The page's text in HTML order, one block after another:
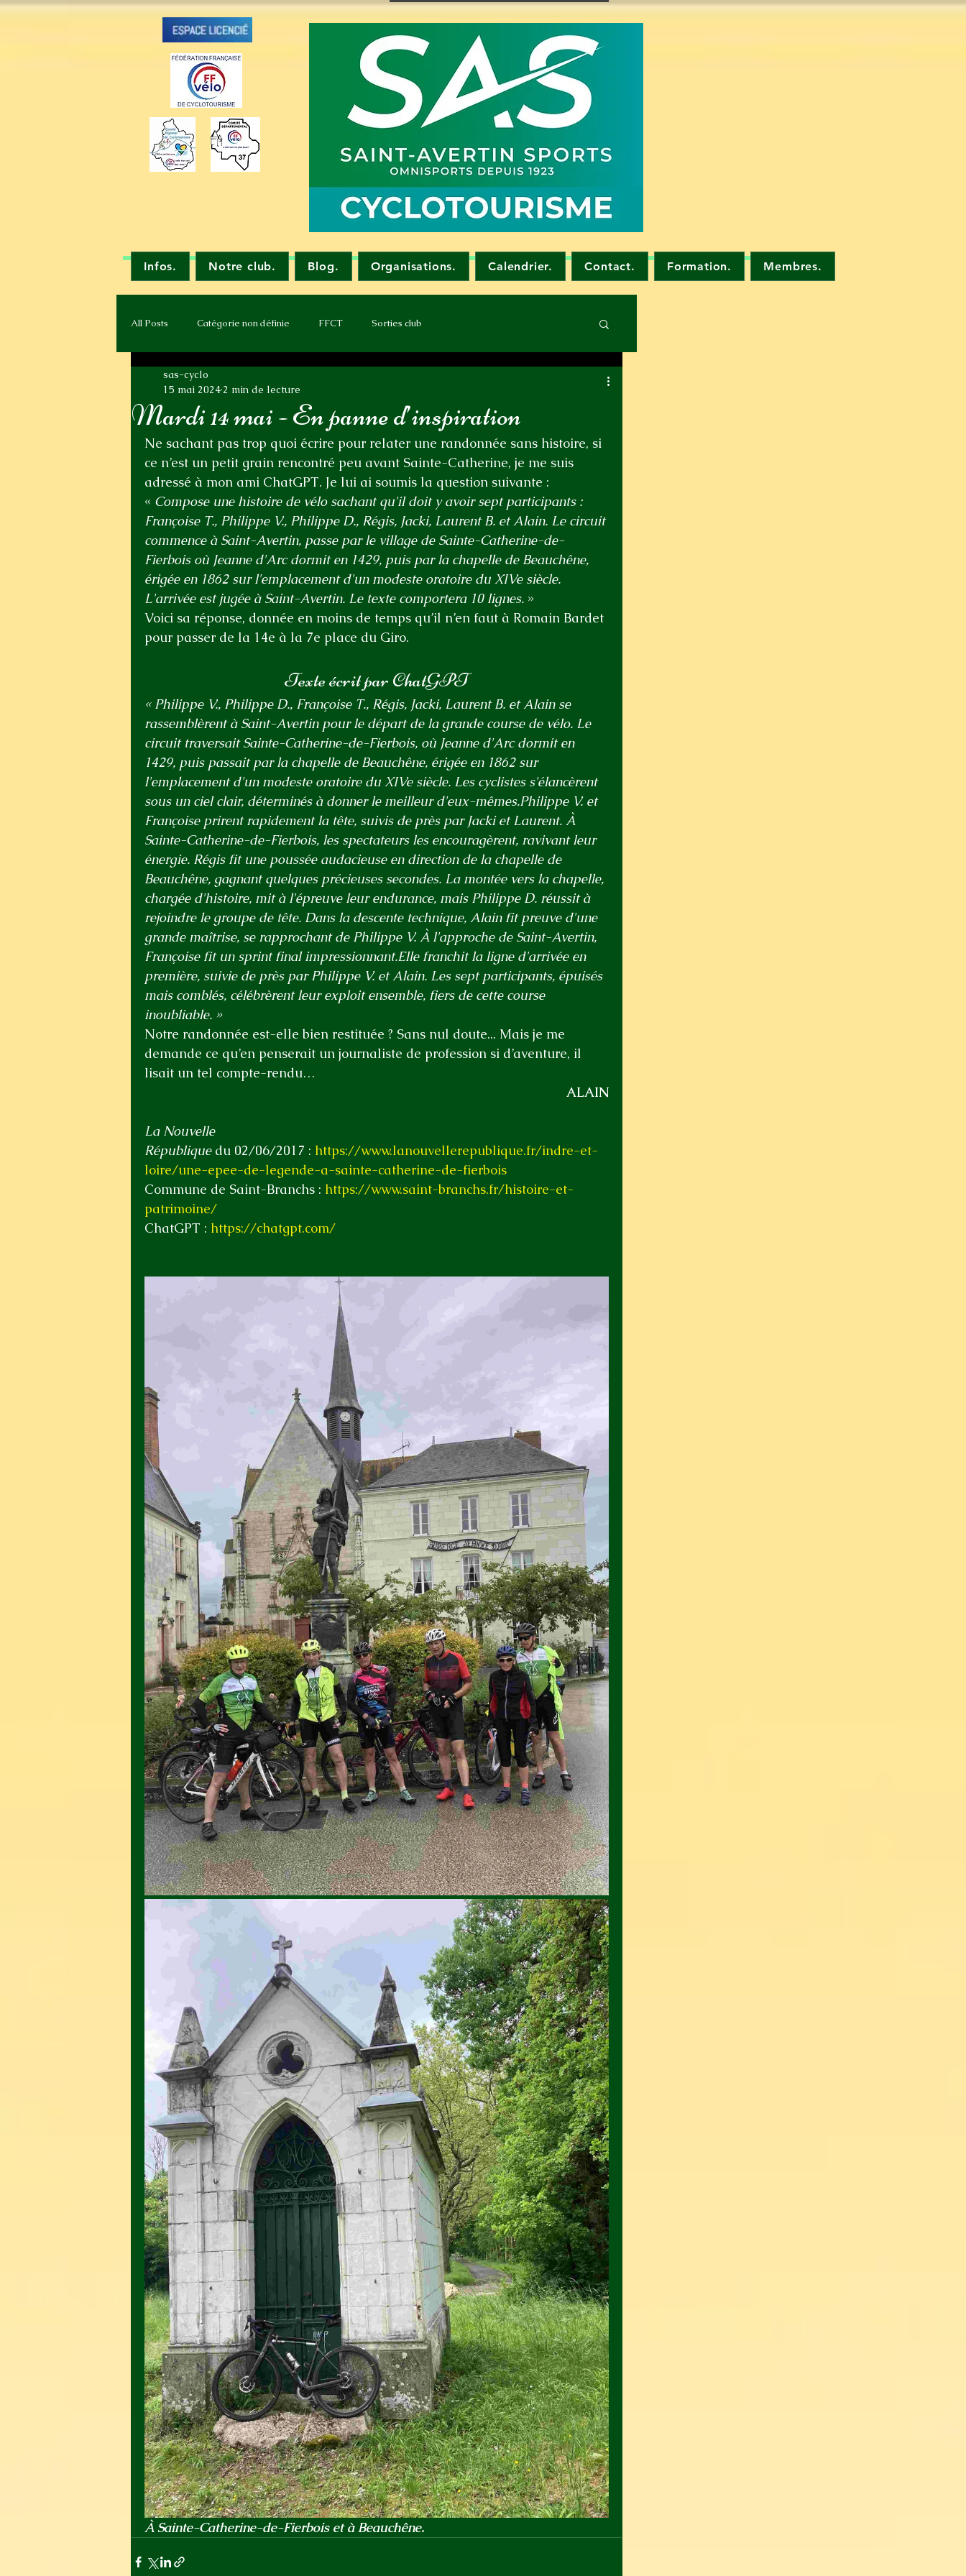
Infos. Notre club. Blog. Organisations. Calendrier. Contact. Formation. Membres.
All Posts Catégorie non définie FFCT Sorties club
Mardi 14 mai - En panne d’inspiration
sas-cyclo
15 mai 2024 2 min de lecture
Ne sachant pas trop quoi écrire pour relater une randonnée sans histoire, si
ce n’est un petit grain rencontré peu avant Sainte-Catherine, je me suis
adressé à mon ami ChatGPT. Je lui ai soumis la question suivante :
« Compose une histoire de vélo sachant qu'il doit y avoir sept participants :
Françoise T., Philippe V., Philippe D., Régis, Jacki, Laurent B. et Alain. Le circuit
commence à Saint-Avertin, passe par le village de Sainte-Catherine-de-
Fierbois où Jeanne d'Arc dormit en 1429, puis par la chapelle de Beauchêne,
érigée en 1862 sur l'emplacement d'un modeste oratoire du XIVe siècle.
L'arrivée est jugée à Saint-Avertin. Le texte comportera 10 lignes. »
Voici sa réponse, donnée en moins de temps qu’il n’en faut à Romain Bardet
pour passer de la 14e à la 7e place du Giro.
Texte écrit par ChatGPT
« Philippe V., Philippe D., Françoise T., Régis, Jacki, Laurent B. et Alain se
rassemblèrent à Saint-Avertin pour le départ de la grande course de vélo. Le
circuit traversait Sainte-Catherine-de-Fierbois, où Jeanne d'Arc dormit en
1429, puis passait par la chapelle de Beauchêne, érigée en 1862 sur
l'emplacement d'un modeste oratoire du XIVe siècle. Les cyclistes s'élancèrent
sous un ciel clair, déterminés à donner le meilleur d'eux-mêmes.Philippe V. et
Françoise prirent rapidement la tête, suivis de près par Jacki et Laurent. À
Sainte-Catherine-de-Fierbois, les spectateurs les encouragèrent, ravivant leur
énergie. Régis fit une poussée audacieuse en direction de la chapelle de
Beauchêne, gagnant quelques précieuses secondes. La montée vers la chapelle,
chargée d'histoire, mit à l'épreuve leur endurance, mais Philippe D. réussit à
rejoindre le groupe de tête. Dans la descente technique, Alain fit preuve d'une
grande maîtrise, se rapprochant de Philippe V. À l'approche de Saint-Avertin,
Françoise fit un sprint final impressionnant.Elle franchit la ligne d'arrivée en
première, suivie de près par Philippe V. et Alain. Les sept participants, épuisés
mais comblés, célébrèrent leur exploit ensemble, fiers de cette course
inoubliable. »
Notre randonnée est-elle bien restituée ? Sans nul doute... Mais je me
demande ce qu’en penserait un journaliste de profession si d’aventure, il
lisait un tel compte-rendu…
ALAIN
La Nouvelle
République du 02/06/2017 : https://www.lanouvellerepublique.fr/indre-et-
loire/une-epee-de-legende-a-sainte-catherine-de-fierbois
Commune de Saint-Branchs : https://www.saint-branchs.fr/histoire-et-
patrimoine/
ChatGPT : https://chatgpt.com/
À Sainte-Catherine-de-Fierbois et à Beauchêne.